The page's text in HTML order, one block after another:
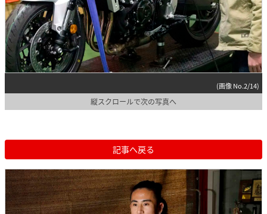
(画像 No.2/14)
縦スクロールで次の写真へ
記事へ戻る